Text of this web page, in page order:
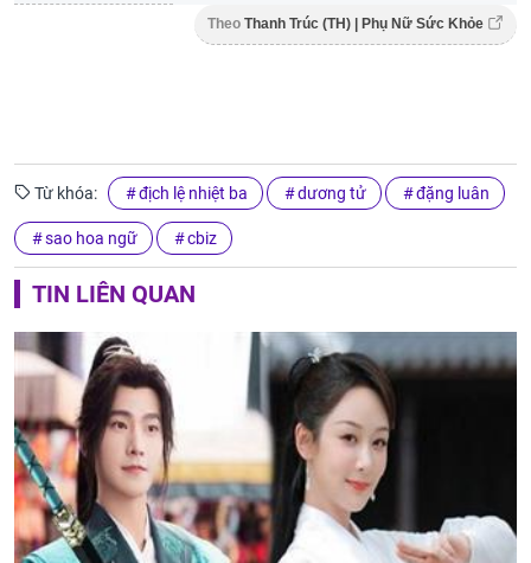
Theo Thanh Trúc (TH) | Phụ Nữ Sức Khỏe
Từ khóa: địch lệ nhiệt ba dương tử đặng luân
sao hoa ngữ cbiz
TIN LIÊN QUAN